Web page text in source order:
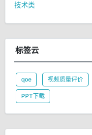
技术类
标签云
qoe 视频质量评价
PPT下载